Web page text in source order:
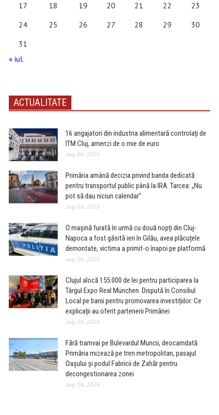
17
18 19 20 21 22
23
24
25 26 27 28 29
30
31
« iul.
ACTUALITATE
16 angajatori din industria alimentară controlați de
ITM Cluj, amenzi de o mie de euro
aug. 06, 2026
Primăria amână decizia privind banda dedicată
pentru transportul public până la IRA. Tarcea: „Nu
pot să dau niciun calendar”
aug. 06, 2026
O mașină furată în urmă cu două nopți din Cluj-
Napoca a fost găsită ieri în Gilău, avea plăcuțele
demontate, victima a primit-o înapoi pe platformă
aug. 06, 2026
Clujul alocă 155.000 de lei pentru participarea la
Târgul Expo Real München. Dispută în Consiliul
Local pe banii pentru promovarea investițiilor. Ce
explicații au oferit partenerii Primăriei
aug. 06, 2026
Fără tramvai pe Bulevardul Muncii, deocamdată.
Primăria mizează pe tren metropolitan, pasajul
Oașului și podul Fabricii de Zahăr pentru
decongestionarea zonei
aug. 06, 2026